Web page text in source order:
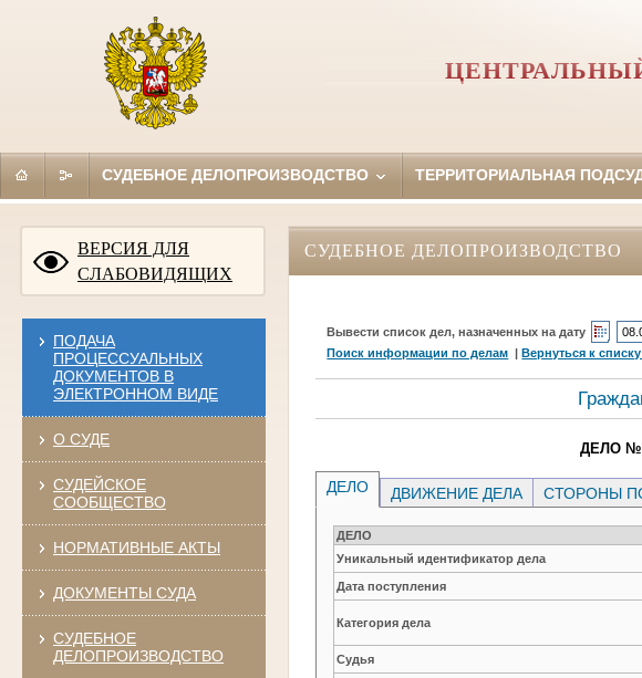
СУДЕБНОЕ ДЕЛОПРОИЗВОДСТВО ТЕРРИТОРИАЛЬНАЯ
ВЕРСИЯ ДЛЯ
СЛАБОВИДЯЩИХ
ПОДАЧА
ПРОЦЕССУАЛЬНЫХ
ДОКУМЕНТОВ В
ЭЛЕКТРОННОМ ВИДЕ
О СУДЕ
СУДЕЙСКОЕ
СООБЩЕСТВО
НОРМАТИВНЫЕ АКТЫ
ДОКУМЕНТЫ СУДА
СУДЕБНОЕ
ДЕЛОПРОИЗВОДСТВО
СУДЕБНОЕ ДЕЛОПРОИЗВОДСТВО
Вывести список дел, назначенных на дату
Поиск информации по делам |Вернуться к
ДЕЛО №
ДЕЛО ДВИЖЕНИЕ ДЕЛА СТОРОНЫ
ДЕЛО
Уникальный идентификатор дела
Дата поступления
Категория дела
Судья